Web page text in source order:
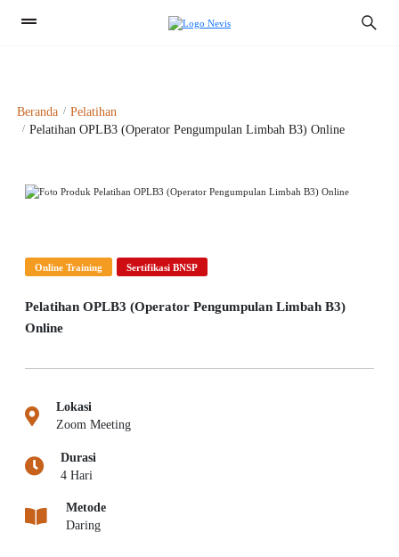
Beranda
Pelatihan
Pelatihan OPLB3 (Operator Pengumpulan Limbah B3) Online
Previous Next
Online Training Sertifikasi BNSP
Pelatihan OPLB3 (Operator Pengumpulan Limbah B3)
Online
Lokasi
Zoom Meeting
Durasi
4 Hari
Metode
Daring